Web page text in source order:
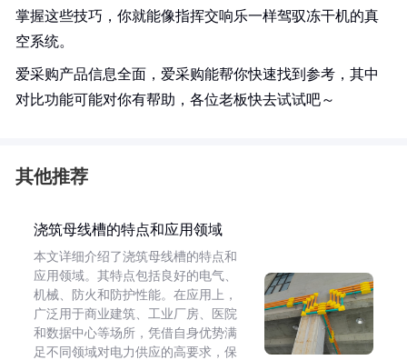
掌握这些技巧，你就能像指挥交响乐一样驾驭冻干机的真
空系统。
爱采购产品信息全面，爱采购能帮你快速找到参考，其中
对比功能可能对你有帮助，各位老板快去试试吧～
其他推荐
浇筑母线槽的特点和应用领域
本文详细介绍了浇筑母线槽的特点和
应用领域。其特点包括良好的电气、
机械、防火和防护性能。在应用上，
广泛用于商业建筑、工业厂房、医院
和数据中心等场所，凭借自身优势满
足不同领域对电力供应的高要求，保